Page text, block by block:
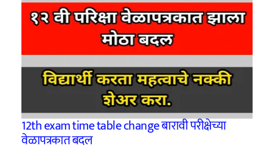
12th exam time table change बारावी परीक्षेच्या
वेळापत्रकात बदल